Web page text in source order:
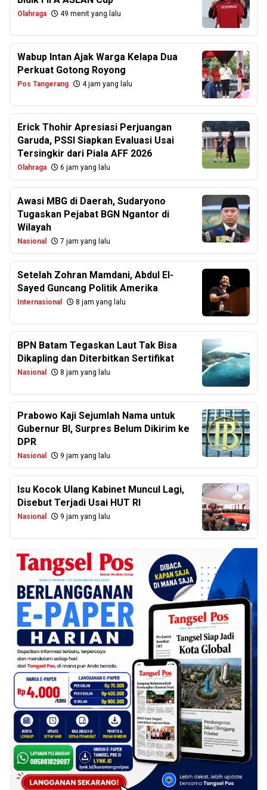
Olahraga 49 menit yang lalu
Wabup Intan Ajak Warga Kelapa Dua
Perkuat Gotong Royong
Pos Tangerang 4 jam yang lalu
Erick Thohir Apresiasi Perjuangan
Garuda, PSSI Siapkan Evaluasi Usai
Tersingkir dari Piala AFF 2026
Olahraga 6 jam yang lalu
Awasi MBG di Daerah, Sudaryono
Tugaskan Pejabat BGN Ngantor di
Wilayah
Nasional 7 jam yang lalu
Setelah Zohran Mamdani, Abdul El-
Sayed Guncang Politik Amerika
Internasional 8 jam yang lalu
BPN Batam Tegaskan Laut Tak Bisa
Dikapling dan Diterbitkan Sertifikat
Nasional 8 jam yang lalu
Prabowo Kaji Sejumlah Nama untuk
Gubernur BI, Surpres Belum Dikirim ke
DPR
Nasional 9 jam yang lalu
Isu Kocok Ulang Kabinet Muncul Lagi,
Disebut Terjadi Usai HUT RI
Nasional 9 jam yang lalu